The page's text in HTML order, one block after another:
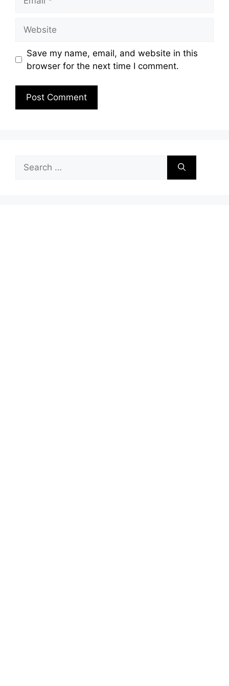
Save my name, email, and website in this
browser for the next time I comment.
Search
for: